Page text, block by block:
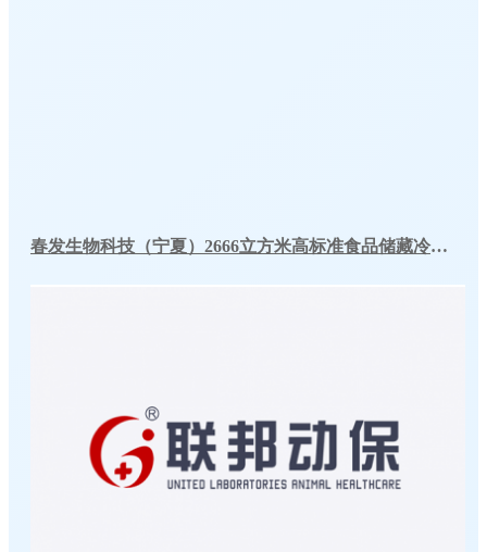
春发生物科技（宁夏）2666立方米高标准食品储藏冷库工程案例